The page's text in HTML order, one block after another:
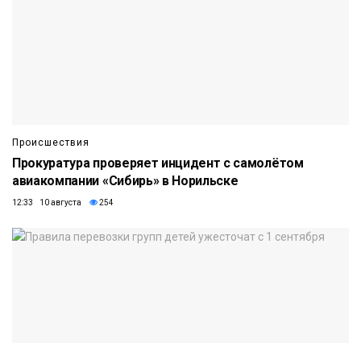
Происшествия
Прокуратура проверяет инцидент с самолётом
авиакомпании «Сибирь» в Норильске
12:33 10 августа 254